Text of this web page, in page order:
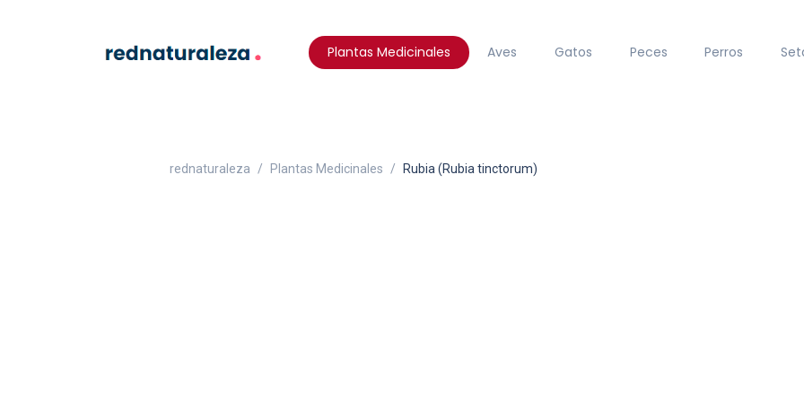
Plantas Medicinales Aves Gatos Peces Perros
rednaturaleza Plantas Medicinales Rubia (Rubia tinctorum)